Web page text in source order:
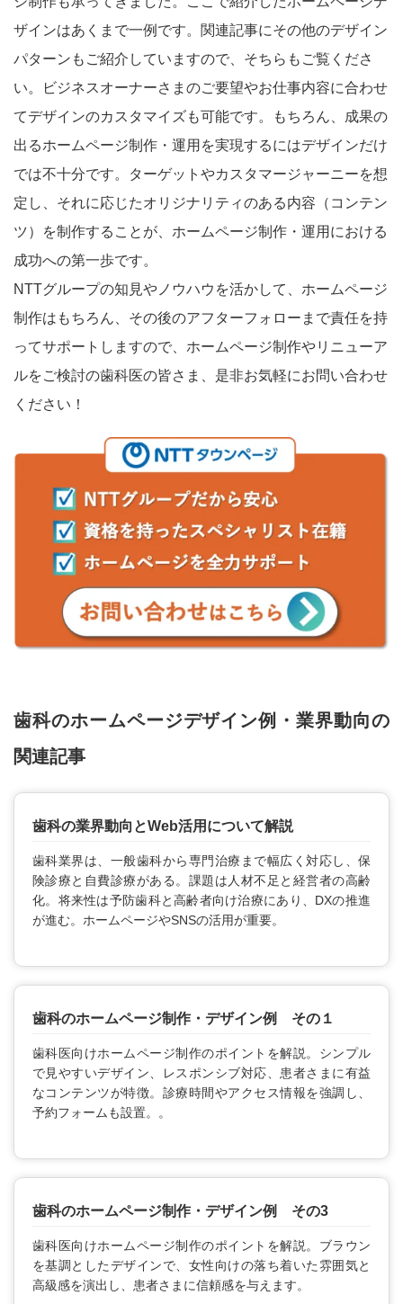
ザインはあくまで一例です。関連記事にその他のデザイン
パターンもご紹介していますので、そちらもご覧くださ
い。ビジネスオーナーさまのご要望やお仕事内容に合わせ
てデザインのカスタマイズも可能です。もちろん、成果の
出るホームページ制作・運用を実現するにはデザインだけ
では不十分です。ターゲットやカスタマージャーニーを想
定し、それに応じたオリジナリティのある内容（コンテン
ツ）を制作することが、ホームページ制作・運用における
成功への第一歩です。
NTTグループの知見やノウハウを活かして、ホームページ
制作はもちろん、その後のアフターフォローまで責任を持
ってサポートしますので、ホームページ制作やリニューア
ルをご検討の歯科医の皆さま、是非お気軽にお問い合わせ
ください！
歯科のホームページデザイン例・業界動向の
関連記事
歯科の業界動向とWeb活用について解説
歯科業界は、一般歯科から専門治療まで幅広く対応し、保
険診療と自費診療がある。課題は人材不足と経営者の高齢
化。将来性は予防歯科と高齢者向け治療にあり、DXの推進
が進む。ホームページやSNSの活用が重要。
歯科のホームページ制作・デザイン例 その１
歯科医向けホームページ制作のポイントを解説。シンプル
で見やすいデザイン、レスポンシブ対応、患者さまに有益
なコンテンツが特徴。診療時間やアクセス情報を強調し、
予約フォームも設置。。
歯科のホームページ制作・デザイン例 その3
歯科医向けホームページ制作のポイントを解説。ブラウン
を基調としたデザインで、女性向けの落ち着いた雰囲気と
高級感を演出し、患者さまに信頼感を与えます。